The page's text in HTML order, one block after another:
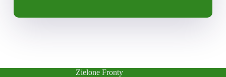
Zielone Fronty